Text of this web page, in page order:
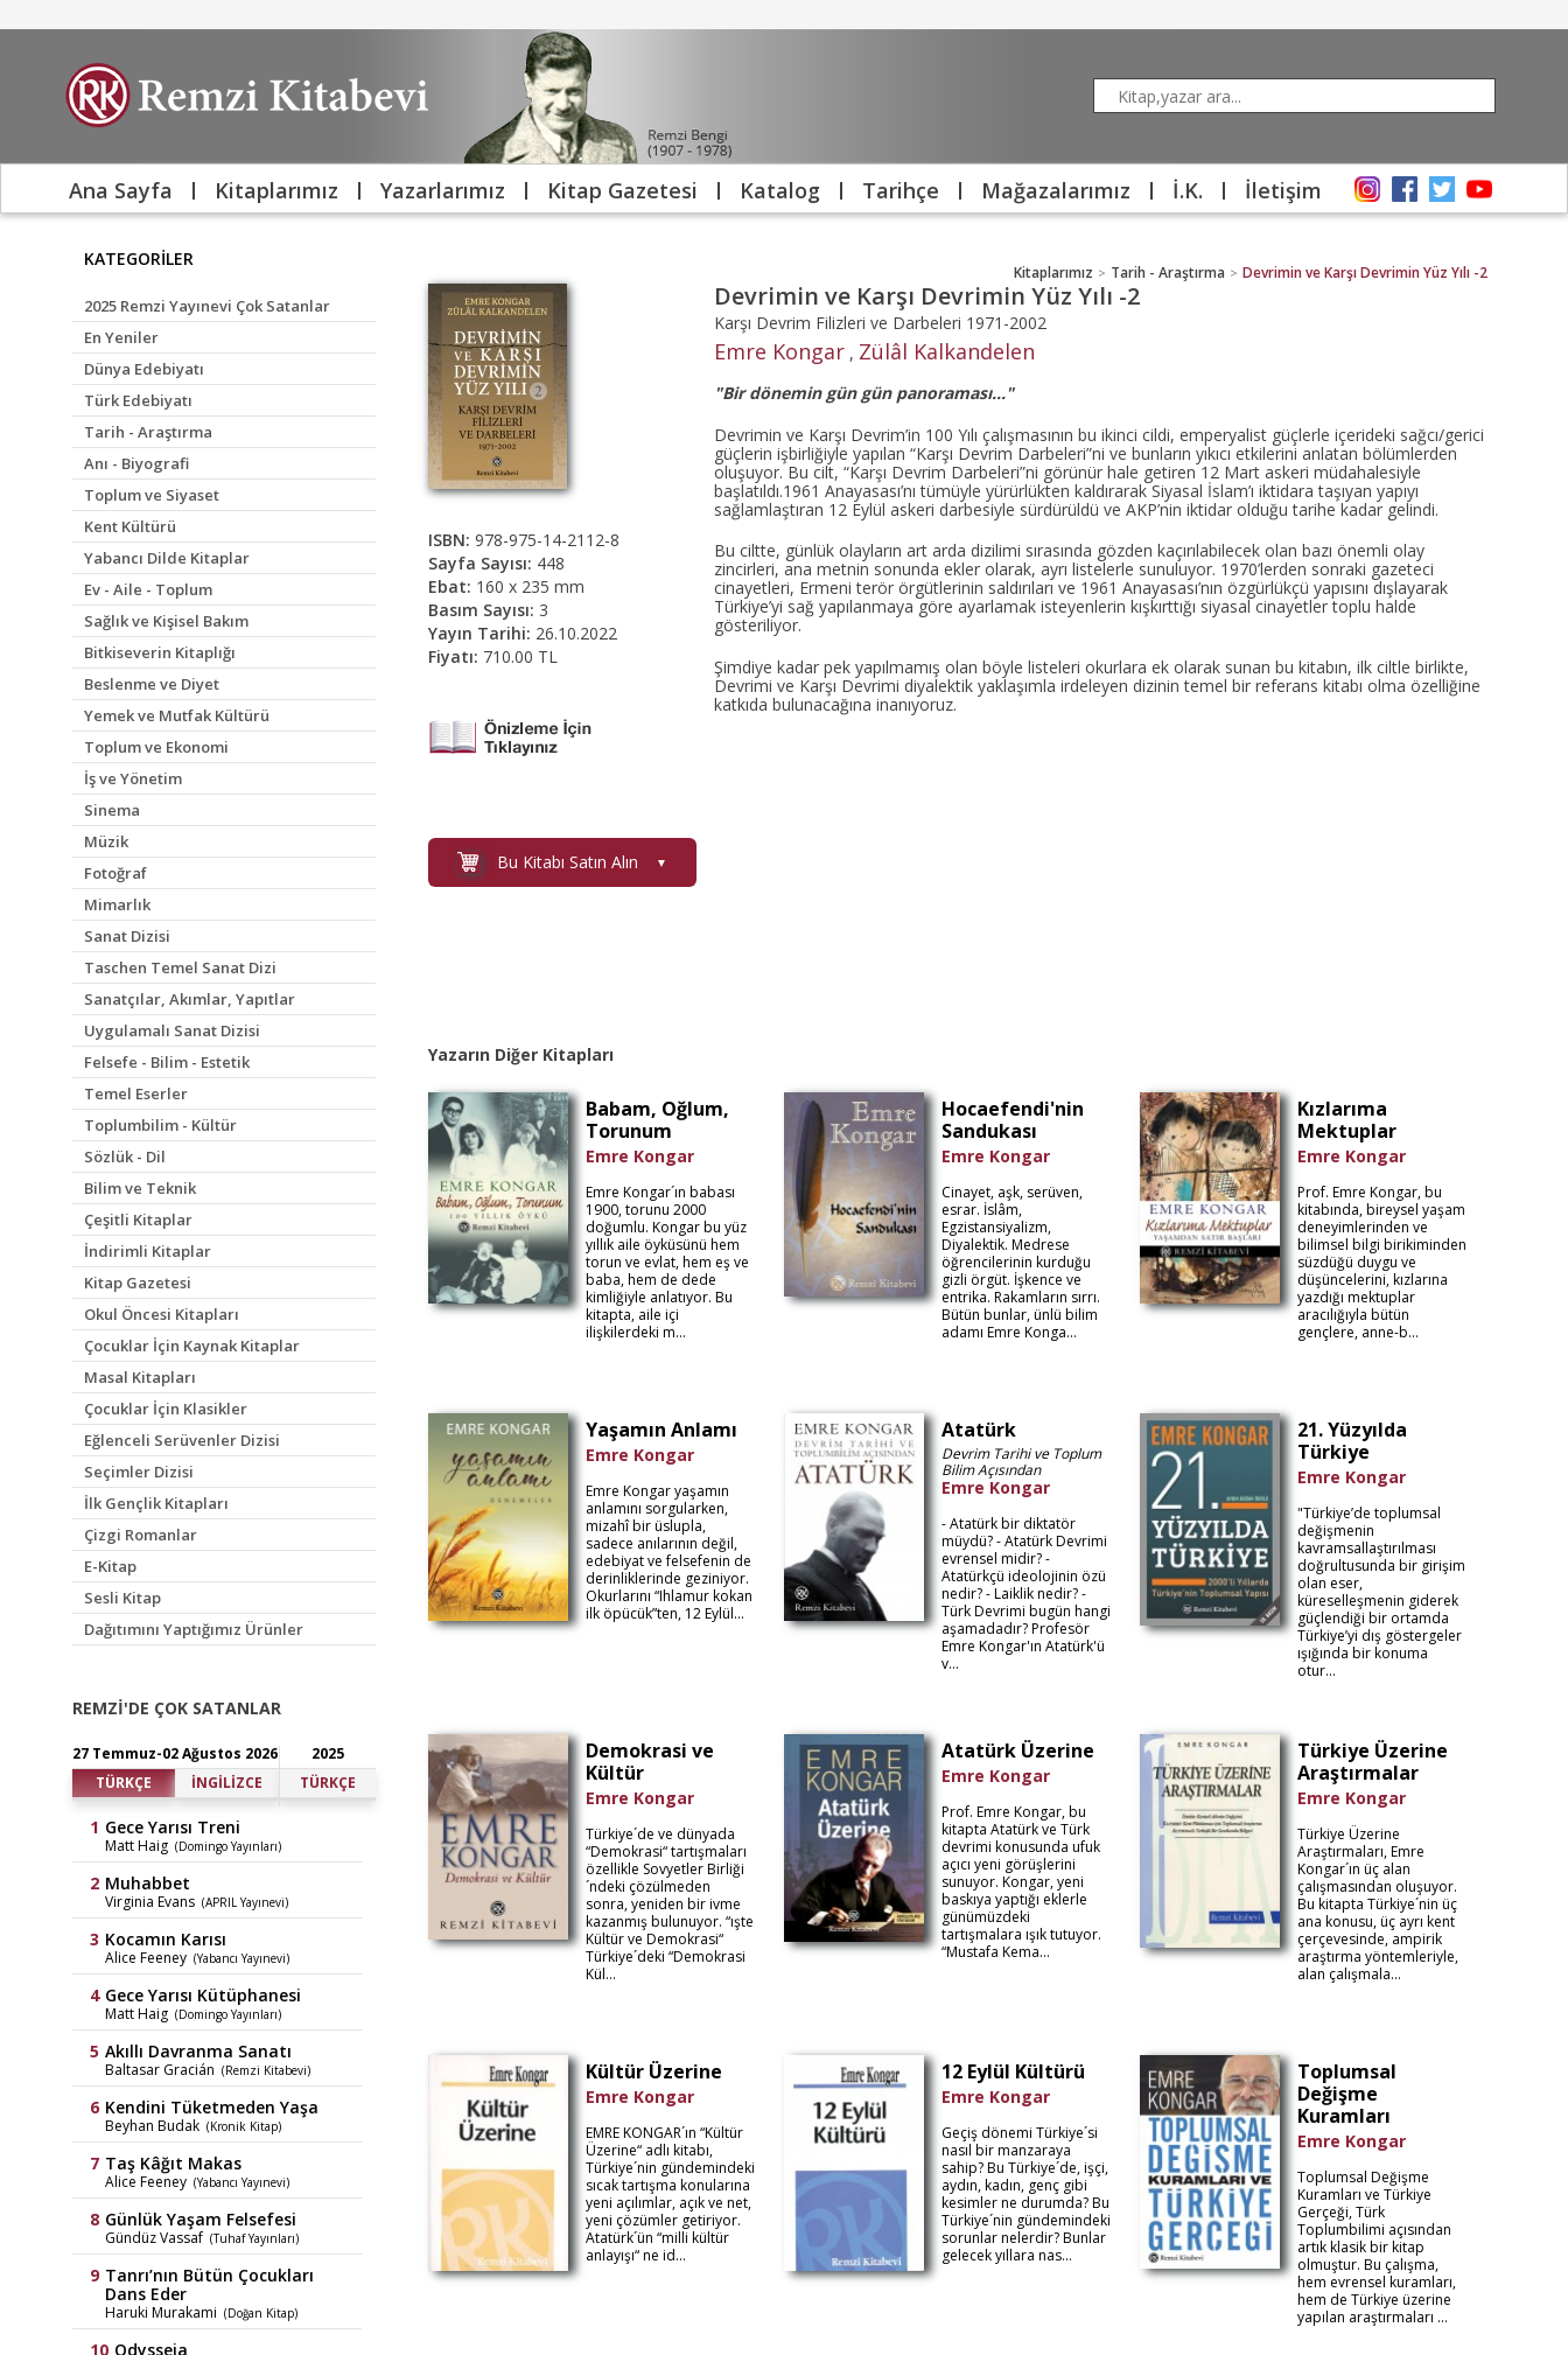
Ana Sayfa Kitaplarımız Yazarlarımız Kitap Gazetesi Katalog Tarihçe Mağazalarımız İ.K. İletişim
KATEGORİLER
2025 Remzi Yayınevi Çok Satanlar
En Yeniler
Dünya Edebiyatı
Türk Edebiyatı
Tarih - Araştırma
Anı - Biyografi
Toplum ve Siyaset
Kent Kültürü
Yabancı Dilde Kitaplar
Ev - Aile - Toplum
Sağlık ve Kişisel Bakım
Bitkiseverin Kitaplığı
Beslenme ve Diyet
Yemek ve Mutfak Kültürü
Toplum ve Ekonomi
İş ve Yönetim
Sinema
Müzik
Fotoğraf
Mimarlık
Sanat Dizisi
Taschen Temel Sanat Dizi
Sanatçılar, Akımlar, Yapıtlar
Uygulamalı Sanat Dizisi
Felsefe - Bilim - Estetik
Temel Eserler
Toplumbilim - Kültür
Sözlük - Dil
Bilim ve Teknik
Çeşitli Kitaplar
İndirimli Kitaplar
Kitap Gazetesi
Okul Öncesi Kitapları
Çocuklar İçin Kaynak Kitaplar
Masal Kitapları
Çocuklar İçin Klasikler
Eğlenceli Serüvenler Dizisi
Seçimler Dizisi
İlk Gençlik Kitapları
Çizgi Romanlar
E-Kitap
Sesli Kitap
Dağıtımını Yaptığımız Ürünler
REMZİ'DE ÇOK SATANLAR
27 Temmuz-02 Ağustos 2026
TÜRKÇE
İNGİLİZCE
2025
TÜRKÇE
Gece Yarısı Treni
Matt Haig (Domingo Yayınları)
Muhabbet
Virginia Evans (APRIL Yayınevi)
Kocamın Karısı
Alice Feeney (Yabancı Yayınevi)
Gece Yarısı Kütüphanesi
Matt Haig (Domingo Yayınları)
Akıllı Davranma Sanatı
Baltasar Gracián (Remzi Kitabevi)
Kendini Tüketmeden Yaşa
Beyhan Budak (Kronik Kitap)
Taş Kâğıt Makas
Alice Feeney (Yabancı Yayınevi)
Günlük Yaşam Felsefesi
Gündüz Vassaf (Tuhaf Yayınları)
Tanrı’nın Bütün Çocukları
Dans Eder
Haruki Murakami (Doğan Kitap)
Odysseia
ISBN: 978-975-14-2112-8
Sayfa Sayısı: 448
Ebat: 160 x 235 mm
Basım Sayısı: 3
Yayın Tarihi: 26.10.2022
Fiyatı: 710.00 TL
Bu Kitabı Satın Alın ▼
Devrimin ve Karşı Devrimin Yüz Yılı -2
>
Tarih - Araştırma
>
Kitaplarımız
Devrimin ve Karşı Devrimin Yüz Yılı -2
Karşı Devrim Filizleri ve Darbeleri 1971-2002
Emre Kongar , Zülâl Kalkandelen
"Bir dönemin gün gün panoraması..."
Devrimin ve Karşı Devrim’in 100 Yılı çalışmasının bu ikinci cildi, emperyalist güçlerle içerideki sağcı/gerici
güçlerin işbirliğiyle yapılan “Karşı Devrim Darbeleri”ni ve bunların yıkıcı etkilerini anlatan bölümlerden
oluşuyor. Bu cilt, “Karşı Devrim Darbeleri”ni görünür hale getiren 12 Mart askeri müdahalesiyle
başlatıldı.1961 Anayasası’nı tümüyle yürürlükten kaldırarak Siyasal İslam’ı iktidara taşıyan yapıyı
sağlamlaştıran 12 Eylül askeri darbesiyle sürdürüldü ve AKP’nin iktidar olduğu tarihe kadar gelindi.
Bu ciltte, günlük olayların art arda dizilimi sırasında gözden kaçırılabilecek olan bazı önemli olay
zincirleri, ana metnin sonunda ekler olarak, ayrı listelerle sunuluyor. 1970’lerden sonraki gazeteci
cinayetleri, Ermeni terör örgütlerinin saldırıları ve 1961 Anayasası’nın özgürlükçü yapısını dışlayarak
Türkiye’yi sağ yapılanmaya göre ayarlamak isteyenlerin kışkırttığı siyasal cinayetler toplu halde
gösteriliyor.
Şimdiye kadar pek yapılmamış olan böyle listeleri okurlara ek olarak sunan bu kitabın, ilk ciltle birlikte,
Devrimi ve Karşı Devrimi diyalektik yaklaşımla irdeleyen dizinin temel bir referans kitabı olma özelliğine
katkıda bulunacağına inanıyoruz.
Yazarın Diğer Kitapları
Babam, Oğlum,
Torunum
Emre Kongar
Emre Kongar´ın babası
1900, torunu 2000
doğumlu. Kongar bu yüz
yıllık aile öyküsünü hem
torun ve evlat, hem eş ve
baba, hem de dede
kimliğiyle anlatıyor. Bu
kitapta, aile içi
ilişkilerdeki m...
Hocaefendi'nin
Sandukası
Emre Kongar
Cinayet, aşk, serüven,
esrar. İslâm,
Egzistansiyalizm,
Diyalektik. Medrese
öğrencilerinin kurduğu
gizli örgüt. İşkence ve
entrika. Rakamların sırrı.
Bütün bunlar, ünlü bilim
adamı Emre Konga...
Kızlarıma
Mektuplar
Emre Kongar
Prof. Emre Kongar, bu
kitabında, bireysel yaşam
deneyimlerinden ve
bilimsel bilgi birikiminden
süzdüğü duygu ve
düşüncelerini, kızlarına
yazdığı mektuplar
aracılığıyla bütün
gençlere, anne-b...
Yaşamın Anlamı
Emre Kongar
Emre Kongar yaşamın
anlamını sorgularken,
mizahî bir üslupla,
sadece anılarının değil,
edebiyat ve felsefenin de
derinliklerinde geziniyor.
Okurlarını “Ihlamur kokan
ilk öpücük”ten, 12 Eylül...
Atatürk
Devrim Tarihi ve Toplum
Bilim Açısından
Emre Kongar
- Atatürk bir diktatör
müydü? - Atatürk Devrimi
evrensel midir? -
Atatürkçü ideolojinin özü
nedir? - Laiklik nedir? -
Türk Devrimi bugün hangi
aşamadadır? Profesör
Emre Kongar'ın Atatürk'ü
v...
21. Yüzyılda
Türkiye
Emre Kongar
"Türkiye’de toplumsal
değişmenin
kavramsallaştırılması
doğrultusunda bir girişim
olan eser,
küreselleşmenin giderek
güçlendiği bir ortamda
Türkiye’yi dış göstergeler
ışığında bir konuma
otur...
Demokrasi ve
Kültür
Emre Kongar
Türkiye´de ve dünyada
“Demokrasi“ tartışmaları
özellikle Sovyetler Birliği
´ndeki çözülmeden
sonra, yeniden bir ivme
kazanmış bulunuyor. “ışte
Kültür ve Demokrasi“
Türkiye´deki “Demokrasi
Kül...
Atatürk Üzerine
Emre Kongar
Prof. Emre Kongar, bu
kitapta Atatürk ve Türk
devrimi konusunda ufuk
açıcı yeni görüşlerini
sunuyor. Kongar, yeni
baskıya yaptığı eklerle
günümüzdeki
tartışmalara ışık tutuyor.
“Mustafa Kema...
Türkiye Üzerine
Araştırmalar
Emre Kongar
Türkiye Üzerine
Araştırmaları, Emre
Kongar´ın üç alan
çalışmasından oluşuyor.
Bu kitapta Türkiye´nin üç
ana konusu, üç ayrı kent
çerçevesinde, ampirik
araştırma yöntemleriyle,
alan çalışmala...
Kültür Üzerine
Emre Kongar
EMRE KONGAR´ın “Kültür
Üzerine“ adlı kitabı,
Türkiye´nin gündemindeki
sıcak tartışma konularına
yeni açılımlar, açık ve net,
yeni çözümler getiriyor.
Atatürk´ün “milli kültür
anlayışı“ ne id...
12 Eylül Kültürü
Emre Kongar
Geçiş dönemi Türkiye´si
nasıl bir manzaraya
sahip? Bu Türkiye´de, işçi,
aydın, kadın, genç gibi
kesimler ne durumda? Bu
Türkiye´nin gündemindeki
sorunlar nelerdir? Bunlar
gelecek yıllara nas...
Toplumsal
Değişme
Kuramları
Emre Kongar
Toplumsal Değişme
Kuramları ve Türkiye
Gerçeği, Türk
Toplumbilimi açısından
artık klasik bir kitap
olmuştur. Bu çalışma,
hem evrensel kuramları,
hem de Türkiye üzerine
yapılan araştırmaları ...